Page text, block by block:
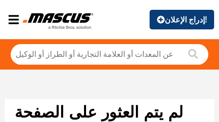
إدراج الإعلان!
لم يتم العثور على الصفحة